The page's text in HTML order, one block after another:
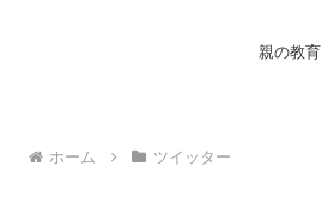
親の教育
ホーム ツイッター